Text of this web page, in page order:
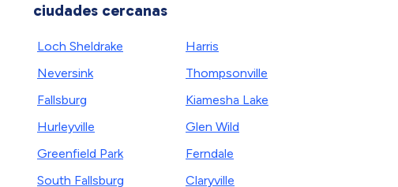
ciudades cercanas
Loch Sheldrake
Neversink
Fallsburg
Hurleyville
Greenfield Park
South Fallsburg
Harris
Thompsonville
Kiamesha Lake
Glen Wild
Ferndale
Claryville